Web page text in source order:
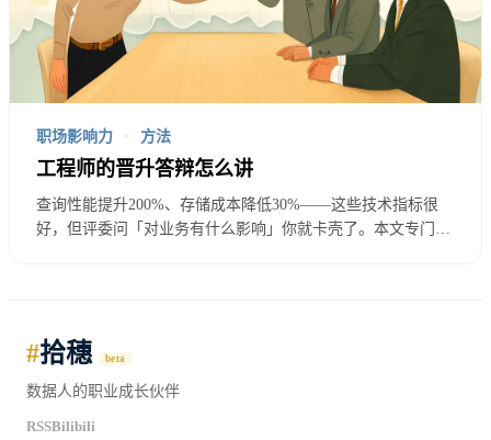
说什么他们都会打折扣。技术信任来自于你过去的技
术决策被证明是正确的、你对业务的理解让业务方认
可、你在团队中有技术权威。如果你是新人或者过去
有过判断失误你的技术决策天然会受到更多质疑。这
不是偏见是正常的风险管理。
用业务语言表达技术价值。
术价值翻译成业务价值。每一个技术指标都要对应一
职场影响力 · 方法
工程师的晋升答辩怎么讲
查询性能提升200%、存储成本降低30%——这些技术指标很
好，但评委问「对业务有什么影响」你就卡壳了。本文专门解
#拾穗 beta
数据人的职业成长伙伴
RSSBilibili